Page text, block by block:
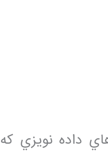
داده نويزي که